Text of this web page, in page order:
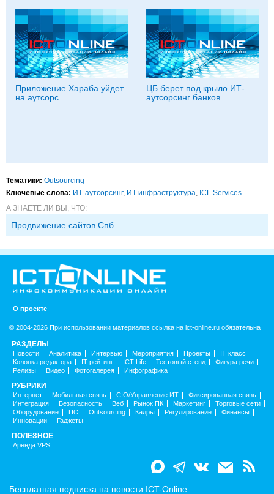
Приложение Хараба уйдет
на аутсорс
ЦБ берет под крыло ИТ-
аутсорсинг банков
Тематики: Outsourcing
Ключевые слова: ИТ-аутсорсинг, ИТ инфраструктура ICL Services
А ЗНАЕТЕ ЛИ ВЫ, ЧТО:
Продвижение сайтов Спб
О проекте
© 2004-2026 При использовании материалов ссылка на ict-online.ru обязательна
РАЗДЕЛЫ
Новости Аналитика Интервью Мероприятия Проекты
IT класс
Колонка редактора
IT рейтинг ICT Life Тестовый стенд
Фигура речи
Релизы
Видео Фотогалерея Инфографика
РУБРИКИ
Интернет Мобильная связь CIO/Управление ИТ
Фиксированная связь
Интеграция
Безопасность Веб Рынок ПК Маркетинг
Торговые сети
Оборудование
ПО Outsourcing Кадры Регулирование
Финансы
Инновации
Гаджеты
ПОЛЕЗНОЕ
Аренда VPS
Бесплатная подписка на новости ICT-Online